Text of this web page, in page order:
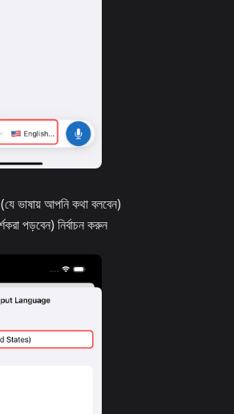
(যে ভাষায় আপনি কথা বলবেন)
পড়বেন) নির্বাচন করুন